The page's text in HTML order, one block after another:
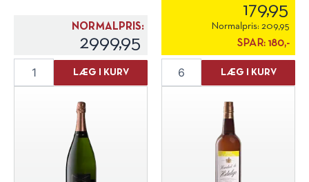
NORMALPRIS:
2999,95
Tinus
LÆG I KURV
179,95
Normalpris: 209,95
SPAR: 180,-
LÆG I KURV